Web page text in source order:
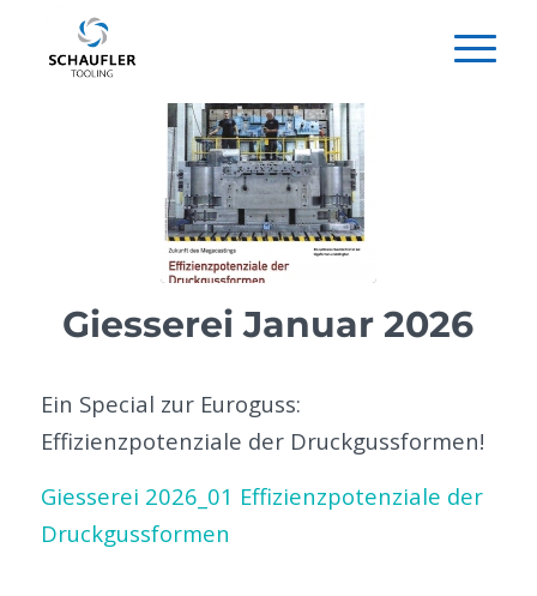
Giesserei Januar 2026
Ein Special zur Euroguss:
Effizienzpotenziale der Druckgussformen!
Giesserei 2026_01 Effizienzpotenziale der
Druckgussformen